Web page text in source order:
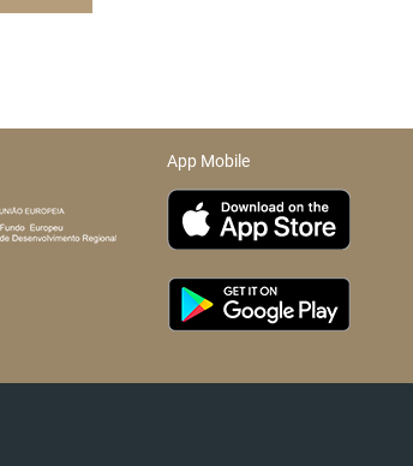
App Mobile